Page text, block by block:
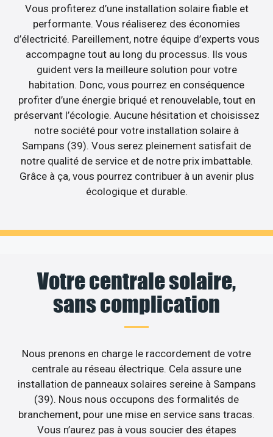
Vous profiterez d’une installation solaire fiable et
performante. Vous réaliserez des économies
d’électricité. Pareillement, notre équipe d’experts vous
accompagne tout au long du processus. Ils vous
guident vers la meilleure solution pour votre
habitation. Donc, vous pourrez en conséquence
profiter d’une énergie briqué et renouvelable, tout en
préservant l’écologie. Aucune hésitation et choisissez
notre société pour votre installation solaire à
Sampans (39). Vous serez pleinement satisfait de
notre qualité de service et de notre prix imbattable.
Grâce à ça, vous pourrez contribuer à un avenir plus
écologique et durable.
Votre centrale solaire,
sans complication
Nous prenons en charge le raccordement de votre
centrale au réseau électrique. Cela assure une
installation de panneaux solaires sereine à Sampans
(39). Nous nous occupons des formalités de
branchement, pour une mise en service sans tracas.
Vous n’aurez pas à vous soucier des étapes